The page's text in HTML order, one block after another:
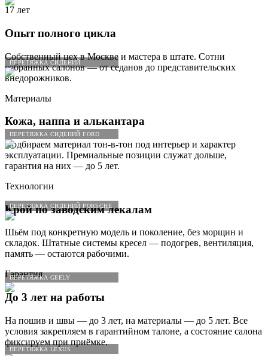
ПЕРЕТЯЖКА СИДЕНИЙ
ПЕРЕТЯЖКА СИДЕНИЙ FORD
ПЕРЕТЯЖКА СИДЕНИЙ PORSCHE
ПЕРЕТЯЖКА GEELY
ПЕРЕТЯЖКА LEXUS
17 лет
Опыт полного цикла
Собственный цех в Москве и мастера в штате. Сотни
собранных салонов — от седанов до представительских
внедорожников.
Материалы
Кожа, наппа и алькантара
Подбираем материал тон-в-тон под интерьер и характер
эксплуатации. Премиальные позиции служат дольше,
гарантия на них — до 5 лет.
Технологии
Крой по заводским лекалам
Шьём под конкретную модель и поколение, без морщин и
складок. Штатные системы кресел — подогрев, вентиляция,
память — остаются рабочими.
Гарантия
До 3 лет на работы
На пошив и швы — до 3 лет, на материалы — до 5 лет. Все
условия закрепляем в гарантийном талоне, а состояние салона
фиксируем при приёмке.